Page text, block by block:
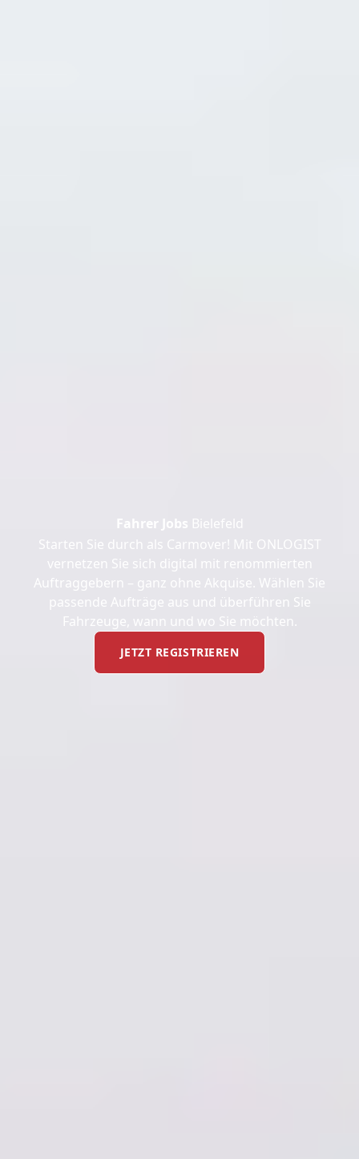
Fahrer Jobs Bielefeld
Starten Sie durch als Carmover! Mit ONLOGIST
vernetzen Sie sich digital mit renommierten
Auftraggebern – ganz ohne Akquise. Wählen Sie
passende Aufträge aus und überführen Sie
Fahrzeuge, wann und wo Sie möchten.
JETZT REGISTRIEREN